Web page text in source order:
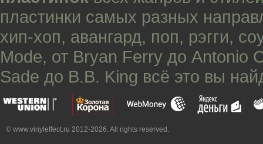
пластинки самых разных
хип-хоп, авангард, поп, рэгги,
Mode, от Bryan Ferry до Antonio
Sade до B.B. King всё это вы
© www.vinyleffect.ru 2012-2026. All rights reserved.